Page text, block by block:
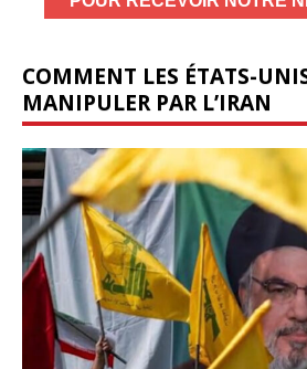
COMMENT LES ÉTATS-
MANIPULER PAR L’IRAN